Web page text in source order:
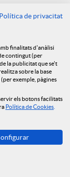
ajudes
i a
el seu
de la
En
Política de privacitat
finalitats d'anàlisi
contingut (per
la publicitat que se't
sobre la base
exemple, pàgines
els botons facilitats
Política de Cookies